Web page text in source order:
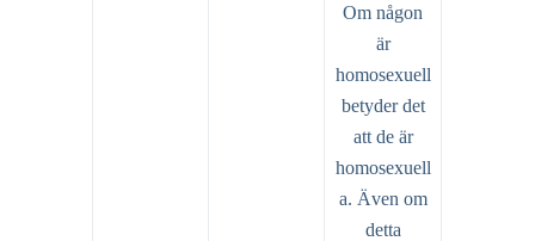
Om någon
är
homosexuell
betyder det
att de är
homosexuell
a. Även om
detta